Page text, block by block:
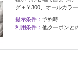
グ＋￥300、オールカラ
提示条件： 予約時
利用条件： 他クーポンと